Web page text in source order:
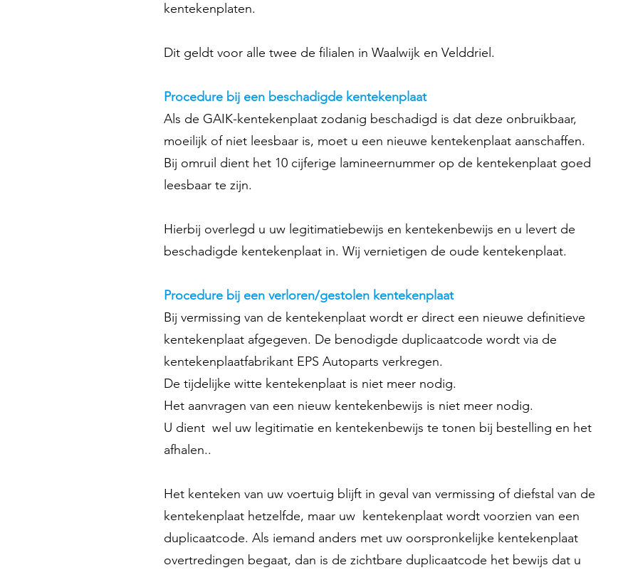
kentekenplaten.
Dit geldt voor alle twee de filialen in Waalwijk en Velddriel.
Procedure bij een beschadigde kentekenplaat
Als de GAIK-kentekenplaat zodanig beschadigd is dat deze onbruikbaar,
moeilijk of niet leesbaar is, moet u een nieuwe kentekenplaat aanschaffen.
Bij omruil dient het 10 cijferige lamineernummer op de kentekenplaat goed
leesbaar te zijn.
Hierbij overlegd u uw legitimatiebewijs en kentekenbewijs en u levert de
beschadigde kentekenplaat in. Wij vernietigen de oude kentekenplaat.
Procedure bij een verloren/gestolen kentekenplaat
Bij vermissing van de kentekenplaat wordt er direct een nieuwe definitieve
kentekenplaat afgegeven. De benodigde duplicaatcode wordt via de
kentekenplaatfabrikant EPS Autoparts verkregen.
De tijdelijke witte kentekenplaat is niet meer nodig.
Het aanvragen van een nieuw kentekenbewijs is niet meer nodig.
U dient wel uw legitimatie en kentekenbewijs te tonen bij bestelling en het
afhalen..
Het kenteken van uw voertuig blijft in geval van vermissing of diefstal van de
kentekenplaat hetzelfde, maar uw kentekenplaat wordt voorzien van een
duplicaatcode. Als iemand anders met uw oorspronkelijke kentekenplaat
overtredingen begaat, dan is de zichtbare duplicaatcode het bewijs dat u